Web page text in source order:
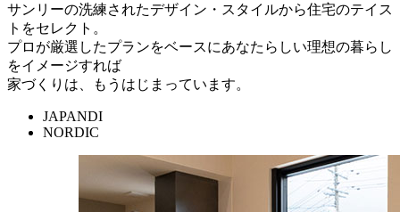
サンリーの洗練されたデザイン・スタイルから住宅のテイス
トをセレクト。
プロが厳選したプランをベースにあなたらしい理想の暮らし
をイメージすれば
家づくりは、もうはじまっています。
JAPANDI
NORDIC